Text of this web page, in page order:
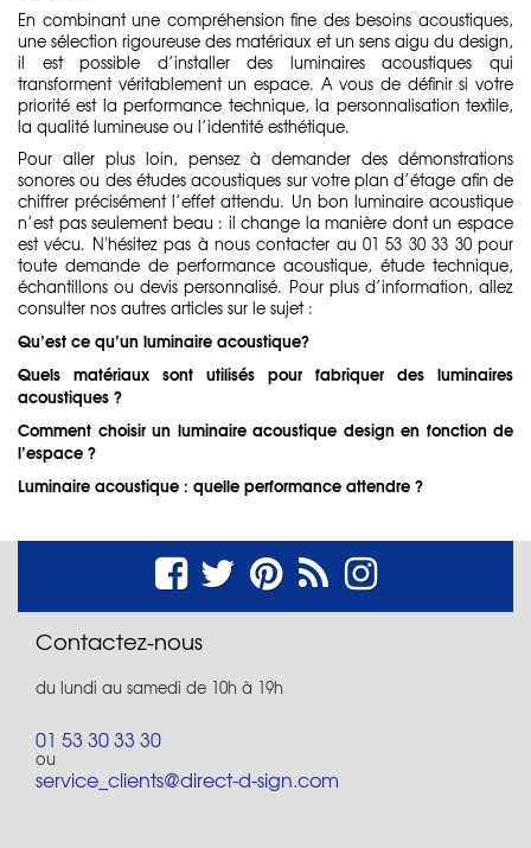
En combinant une compréhension fine des besoins acoustiques,
une sélection rigoureuse des matériaux et un sens aigu du design,
il est possible d’installer des luminaires acoustiques qui
transforment véritablement un espace. A vous de définir si votre
priorité est la performance technique, la personnalisation textile,
la qualité lumineuse ou l’identité esthétique.
Pour aller plus loin, pensez à demander des démonstrations
sonores ou des études acoustiques sur votre plan d’étage afin de
chiffrer précisément l’effet attendu. Un bon luminaire acoustique
n’est pas seulement beau : il change la manière dont un espace
est vécu. N'hésitez pas à nous contacter au 01 53 30 33 30 pour
toute demande de performance acoustique, étude technique,
échantillons ou devis personnalisé. Pour plus d’information, allez
consulter nos autres articles sur le sujet :
Qu’est ce qu’un luminaire acoustique?
Quels matériaux sont utilisés pour fabriquer des luminaires
acoustiques ?
Comment choisir un luminaire acoustique design en fonction de
l’espace ?
Luminaire acoustique : quelle performance attendre ?
Contactez-nous
du lundi au samedi de 10h à 19h
01 53 30 33 30
ou
service_clients@direct-d-sign.com